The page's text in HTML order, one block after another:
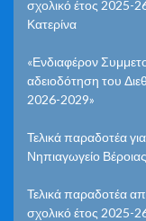
σχολικό έτος 2025-
Κατερίνα
«Ενδιαφέρον
αδειοδότηση του
2026-2029»
Τελικά παραδοτέα
Νηπιαγωγείο
Τελικά παραδοτέα
σχολικό έτος 2025-